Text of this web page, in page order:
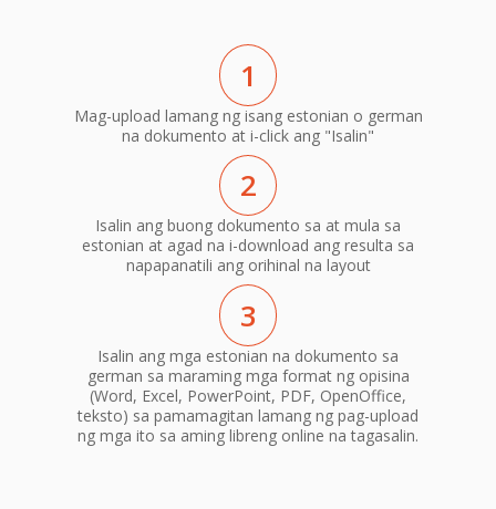
1
Mag-upload lamang ng isang estonian o german
na dokumento at i-click ang "Isalin"
2
Isalin ang buong dokumento sa at mula sa
estonian at agad na i-download ang resulta sa
napapanatili ang orihinal na layout
3
Isalin ang mga estonian na dokumento sa
german sa maraming mga format ng opisina
(Word, Excel, PowerPoint, PDF, OpenOffice,
teksto) sa pamamagitan lamang ng pag-upload
ng mga ito sa aming libreng online na tagasalin.